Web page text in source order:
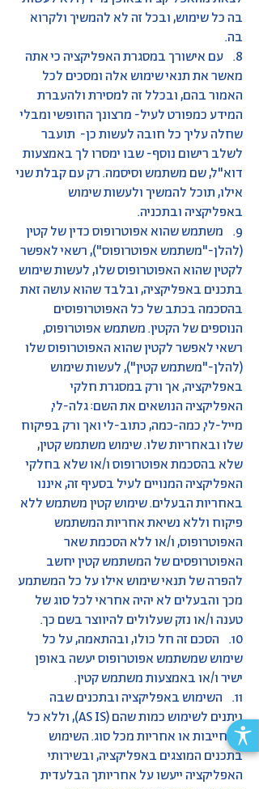
בה כל שימוש, ובכל זה לא להמשיך ולקרוא
בה.
8. עם אישורך במסגרת האפליקציה כי אתה
מאשר את תנאי שימוש אלה ומסכים לכל
האמור בהם, ובכלל זה למסירת ולהעברת
המידע כמפורט לעיל- מרצונך החופשי ומבלי
שחלה עליך כל חובה לעשות כן- תועבר
לשלב רישום נוסף- שבו ימסרו לך באמצעות
דוא"ל, שם משתמש וסיסמה. רק עם קבלת שני
אילו, תוכל להמשיך ולעשות שימוש
באפליקציה ובתכניה.
9. משתמש שהוא אפוטרופוס כדין של קטין
(להלן-"משתמש אפוטרופוס"), רשאי לאפשר
לקטין שהוא האפוטרופוס שלו, לעשות שימוש
בתכנים באפליקציה, ובלבד שהוא עושה זאת
בהסכמה בכתב של כל האפוטרופוסים
הנוספים של הקטין. משתמש אפוטרופוס,
רשאי לאפשר לקטין שהוא האפוטרופוס שלו
(להלן-"משתמש קטין"), לעשות שימוש
באפליקציה, אך ורק במסגרת חלקי
האפליקציה הנושאים את השם: גלה-לי,
מייל-לי, כמה-כמה, כתוב-לי ואך ורק בפיקוח
שלו ובאחריות שלו. שימוש משתמש קטין,
שלא בהסכמת אפוטרופוס ו/או שלא בחלקי
האפליקציה המנויים לעיל בסעיף זה, איננו
באחריות הבעלים. שימוש קטין משתמש ללא
פיקוח וללא נשיאת אחריות המשתמש
האפוטרופוס, ו/או ללא הסכמת שאר
האפוטרופסים של המשתמש קטין יחשב
להפרה של תנאי שימוש אילו על כל המשתמע
מכך והבעלים לא יהיה אחראי לכל סוג של
טענה ו/או נזק שעלולים להיווצר בשם כך.
10. הסכם זה חל כולו, ובהתאמה, על כל
שימוש שמשתמש אפוטרופוס יעשה באופן
ישיר ו/או באמצעות משתמש קטין.
11. השימוש באפליקציה ובתכנים שבה
ניתנים לשימוש כמות שהם (AS IS), וללא כל
התחייבות או אחריות מכל סוג. השימוש
בתכנים המוצגים באפליקציה, ובשירותי
האפליקציה ייעשו על אחריותך הבלעדית